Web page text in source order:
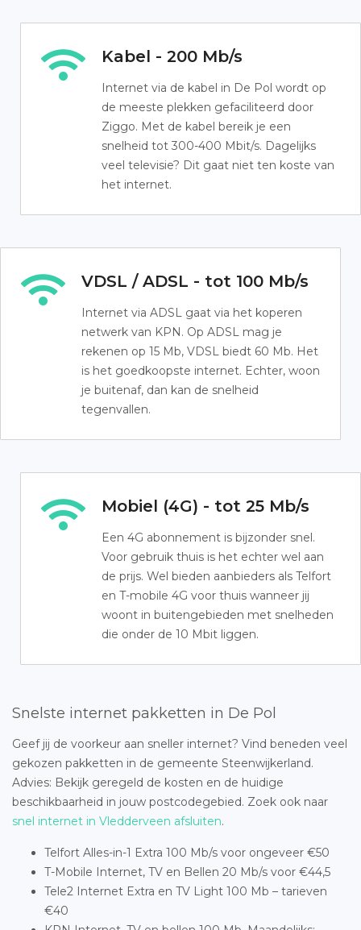
Kabel - 200 Mb/s
Internet via de kabel in De Pol wordt op
de meeste plekken gefaciliteerd door
Ziggo. Met de kabel bereik je een
snelheid tot 300-400 Mbit/s. Dagelijks
veel televisie? Dit gaat niet ten koste van
het internet.
VDSL / ADSL - tot 100 Mb/s
Internet via ADSL gaat via het koperen
netwerk van KPN. Op ADSL mag je
rekenen op 15 Mb, VDSL biedt 60 Mb. Het
is het goedkoopste internet. Echter, woon
je buitenaf, dan kan de snelheid
tegenvallen.
Mobiel (4G) - tot 25 Mb/s
Een 4G abonnement is bijzonder snel.
Voor gebruik thuis is het echter wel aan
de prijs. Wel bieden aanbieders als Telfort
en T-mobile 4G voor thuis wanneer jij
woont in buitengebieden met snelheden
die onder de 10 Mbit liggen.
Snelste internet pakketten in De Pol
Geef jij de voorkeur aan sneller internet? Vind beneden veel
gekozen pakketten in de gemeente Steenwijkerland.
Advies: Bekijk geregeld de kosten en de huidige
beschikbaarheid in jouw postcodegebied. Zoek ook naar
snel internet in Vledderveen afsluiten.
Telfort Alles-in-1 Extra 100 Mb/s voor ongeveer €50
T-Mobile Internet, TV en Bellen 20 Mb/s voor €44,5
Tele2 Internet Extra en TV Light 100 Mb – tarieven
€40